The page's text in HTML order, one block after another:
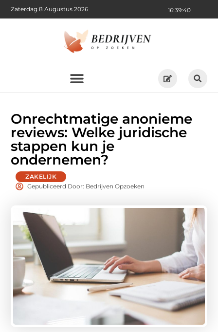
16:39:41
Zaterdag 8 Augustus 2026
Onrechtmatige anonieme
reviews: Welke juridische
stappen kun je
ondernemen?
ZAKELIJK
Gepubliceerd Door: Bedrijven Opzoeken